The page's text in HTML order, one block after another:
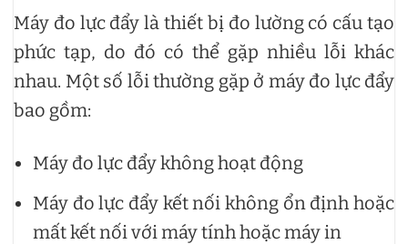
Máy đo lực đẩy là thiết bị đo lường có cấu tạo
phức tạp, do đó có thể gặp nhiều lỗi khác
nhau. Một số lỗi thường gặp ở máy đo lực đẩy
bao gồm:
Máy đo lực đẩy không hoạt động
Máy đo lực đẩy kết nối không ổn định hoặc
mất kết nối với máy tính hoặc máy in